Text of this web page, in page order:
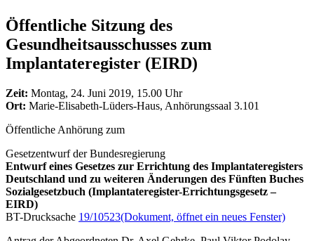
Öffentliche Sitzung des
Gesundheitsausschusses zum
Implantateregister (EIRD)
Zeit: Montag, 24. Juni 2019, 15.00 Uhr
Ort: Marie-Elisabeth-Lüders-Haus, Anhörungssaal 3.101
Öffentliche Anhörung zum
Gesetzentwurf der Bundesregierung
Entwurf eines Gesetzes zur Errichtung des Implantateregisters
Deutschland und zu weiteren Änderungen des Fünften Buches
Sozialgesetzbuch (Implantateregister-Errichtungsgesetz –
EIRD)
BT-Drucksache 19/10523(Dokument, öffnet ein neues Fenster)